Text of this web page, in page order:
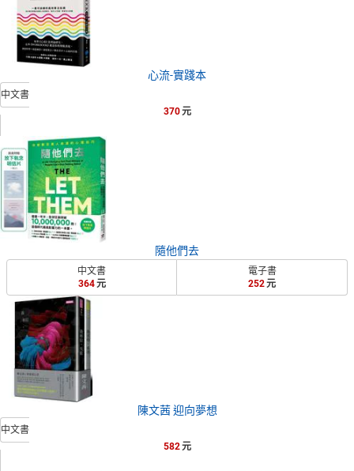
心流-實踐本
中文書
370
隨他們去
中文書
364
電子書
252
陳文茜 迎向夢想
中文書
582